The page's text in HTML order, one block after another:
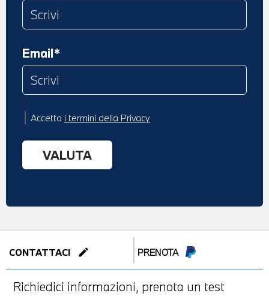
Email*
Accetto i termini della Privacy
CONTATTACI edit PRENOTA
Richiedici informazioni, prenota un test